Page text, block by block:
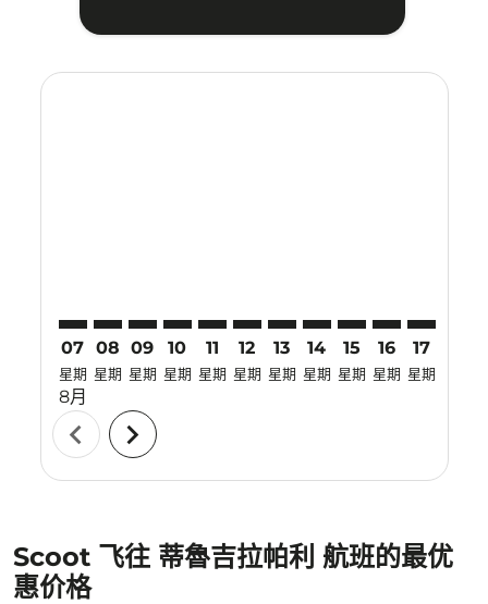
07
星期
8月
08
星期
09
星期
10
星期
11
星期
12
星期
13
星期
14
星期
15
星期
16
星期
17
星期
chevron_left chevron_right
Scoot 飞往 蒂魯吉拉帕利 航班的最优
惠价格